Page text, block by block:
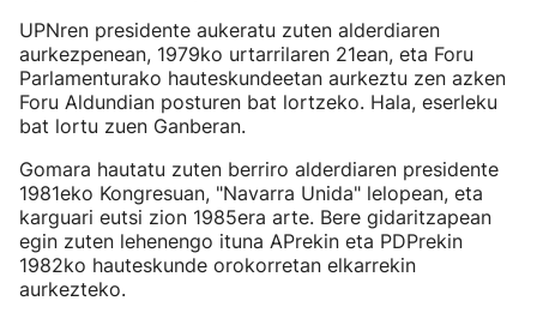
UPNren presidente aukeratu zuten alderdiaren
aurkezpenean, 1979ko urtarrilaren 21ean, eta Foru
Parlamenturako hauteskundeetan aurkeztu zen azken
Foru Aldundian posturen bat lortzeko. Hala, eserleku
bat lortu zuen Ganberan.
Gomara hautatu zuten berriro alderdiaren presidente
1981eko Kongresuan, "Navarra Unida" lelopean, eta
karguari eutsi zion 1985era arte. Bere gidaritzapean
egin zuten lehenengo ituna APrekin eta PDPrekin
1982ko hauteskunde orokorretan elkarrekin
aurkezteko.